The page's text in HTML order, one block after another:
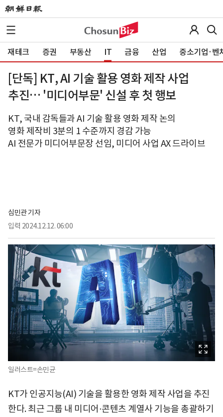
재테크 증권 부동산 IT 금융 산업 중소기업·벤
[단독] KT, AI 기술 활용 영화 제작 사업
추진… '미디어부문' 신설 후 첫 행보
KT, 국내 감독들과 AI 기술 활용 영화 제작 논의
영화 제작비 3분의 1 수준까지 경감 가능
AI 전문가 미디어부문장 선임, 미디어 사업 AX 드라이브
심민관 기자
입력 2024.12.12. 06:00
일러스트=손민균
KT가 인공지능(AI) 기술을 활용한 영화 제작 사업을 추진
한다. 최근 그룹 내 미디어⋅콘텐츠 계열사 기능을 총괄하기